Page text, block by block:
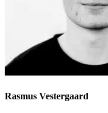
Rasmus Vestergaard